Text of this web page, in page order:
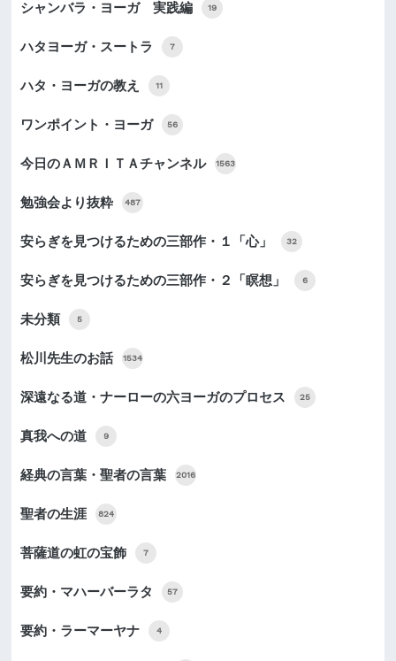
シャンバラ・ヨーガ 実践編 19
ハタヨーガ・スートラ 7
ハタ・ヨーガの教え 11
ワンポイント・ヨーガ 56
今日のＡＭＲＩＴＡチャンネル 1563
勉強会より抜粋 487
安らぎを見つけるための三部作・１「心」 32
安らぎを見つけるための三部作・２「瞑想」 6
未分類 5
松川先生のお話 1534
深遠なる道・ナーローの六ヨーガのプロセス 25
真我への道 9
経典の言葉・聖者の言葉 2016
聖者の生涯 824
菩薩道の虹の宝飾 7
要約・マハーバーラタ 57
要約・ラーマーヤナ 4